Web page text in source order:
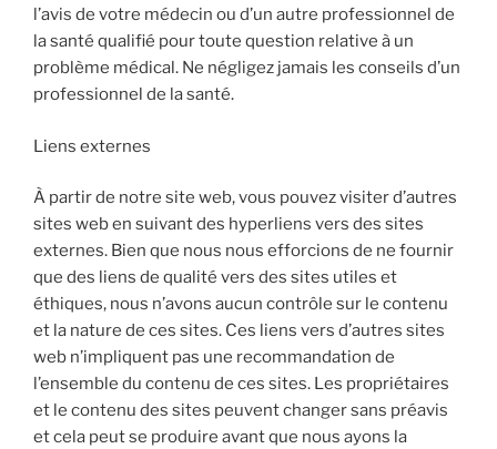
l’avis de votre médecin ou d’un autre professionnel de
la santé qualifié pour toute question relative à un
problème médical. Ne négligez jamais les conseils d’un
professionnel de la santé.
Liens externes
À partir de notre site web, vous pouvez visiter d’autres
sites web en suivant des hyperliens vers des sites
externes. Bien que nous nous efforcions de ne fournir
que des liens de qualité vers des sites utiles et
éthiques, nous n’avons aucun contrôle sur le contenu
et la nature de ces sites. Ces liens vers d’autres sites
web n’impliquent pas une recommandation de
l’ensemble du contenu de ces sites. Les propriétaires
et le contenu des sites peuvent changer sans préavis
et cela peut se produire avant que nous ayons la